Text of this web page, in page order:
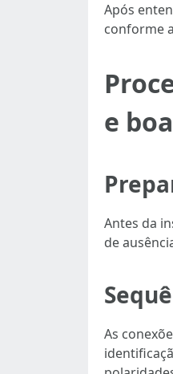
Após
conforme
e
Antes da
de
As